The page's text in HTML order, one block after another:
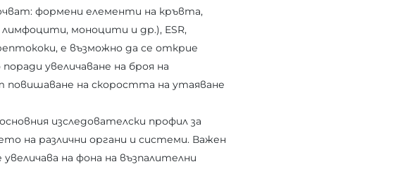
формени елементи на кръвта,
моноцити и др.), ESR,
е възможно да се открие
увеличаване на броя на
на скоростта на утаяване
изследователски профил за
на различни органи и системи. Важен
на фона на възпалителни